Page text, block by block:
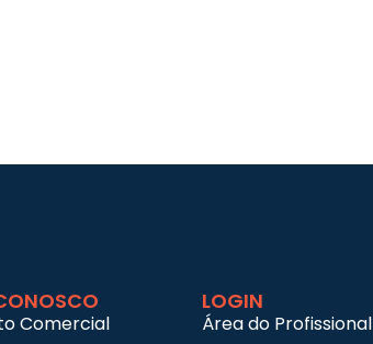
Comercial
LOGIN
Área do Profissional